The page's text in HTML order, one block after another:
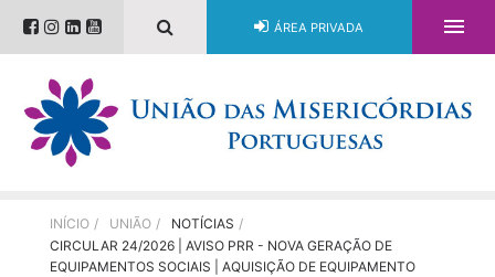
ÁREA PRIVADA 
INÍCIO / UNIÃO / NOTÍCIAS /
CIRCULAR 24/2026 | AVISO PRR - NOVA GERAÇÃO DE
EQUIPAMENTOS SOCIAIS | AQUISIÇÃO DE EQUIPAMENTO